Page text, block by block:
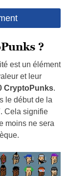
?
est un élément
et leur
CryptoPunks.
le début de la
Cela signifie
moins ne sera